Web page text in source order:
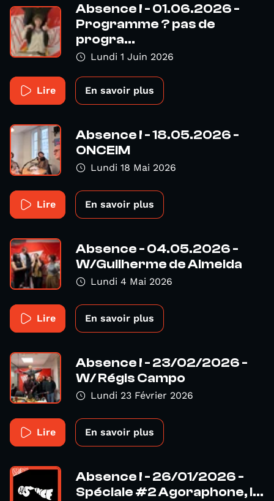
Absence ! - 01.06.2026 -
Programme ? pas de
progra...
Lundi 1 Juin 2026
Lire En savoir plus
Absence ! - 18.05.2026 -
ONCEIM
Lundi 18 Mai 2026
Lire En savoir plus
Absence - 04.05.2026 -
W/Guilherme de Almeida
Lundi 4 Mai 2026
Lire En savoir plus
Absence ! - 23/02/2026 -
W/ Régis Campo
Lundi 23 Février 2026
Lire En savoir plus
Absence ! - 26/01/2026 -
Spéciale #2 Agoraphone, l...